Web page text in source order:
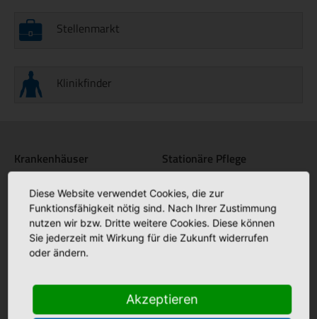
Stellenmarkt
Klinikfinder
Krankenhäuser
Borromäus Hospital Leer
Hümmling Hospital Sögel
Marien Hospital Papenburg
Stationäre Pflege
St. Katharina Haus Thuine
+ Caritas Altenhilfe Emsland
+Johannesstift Papenburg
Diese Website verwendet Cookies, die zur
Funktionsfähigkeit nötig sind. Nach Ihrer Zustimmung
nutzen wir bzw. Dritte weitere Cookies. Diese können
Sie jederzeit mit Wirkung für die Zukunft widerrufen
oder ändern.
Akzeptieren